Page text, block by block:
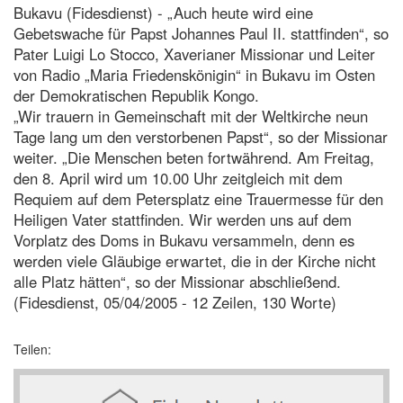
Bukavu (Fidesdienst) - „Auch heute wird eine
Gebetswache für Papst Johannes Paul II. stattfinden“, so
Pater Luigi Lo Stocco, Xaverianer Missionar und Leiter
von Radio „Maria Friedenskönigin“ in Bukavu im Osten
der Demokratischen Republik Kongo.
„Wir trauern in Gemeinschaft mit der Weltkirche neun
Tage lang um den verstorbenen Papst“, so der Missionar
weiter. „Die Menschen beten fortwährend. Am Freitag,
den 8. April wird um 10.00 Uhr zeitgleich mit dem
Requiem auf dem Petersplatz eine Trauermesse für den
Heiligen Vater stattfinden. Wir werden uns auf dem
Vorplatz des Doms in Bukavu versammeln, denn es
werden viele Gläubige erwartet, die in der Kirche nicht
alle Platz hätten“, so der Missionar abschließend.
(Fidesdienst, 05/04/2005 - 12 Zeilen, 130 Worte)
Teilen: